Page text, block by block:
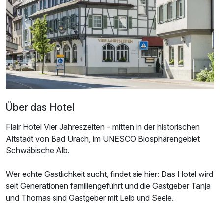
Zusatznächte
Für 8 Tage p.P. ab905,00 €
Doppelzimmer Economy
Über das Hotel
Flair Hotel Vier Jahreszeiten – mitten in der historischen
Altstadt von Bad Urach, im UNESCO Biosphärengebiet
Schwäbische Alb.
Wer echte Gastlichkeit sucht, findet sie hier: Das Hotel wird
seit Generationen familiengeführt und die Gastgeber Tanja
und Thomas sind Gastgeber mit Leib und Seele.